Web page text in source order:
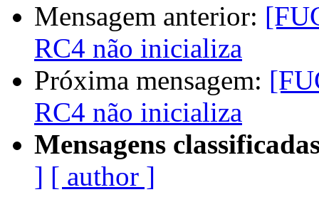
Mensagem anterior:
RC4 não inicializa
Próxima mensagem:
RC4 não inicializa
Mensagens
] [ author ]